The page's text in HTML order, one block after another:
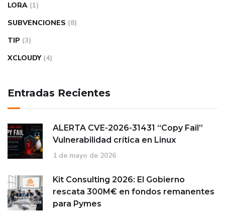
LORA (1)
SUBVENCIONES (8)
TIP (3)
XCLOUDY (4)
Entradas Recientes
ALERTA CVE-13413-6202 “Copy Fail”
Vulnerabilidad crítica en Linux
1 de mayo de 2026
Kit Consulting 2026: El Gobierno
rescata 300M€ en fondos remanentes
para Pymes